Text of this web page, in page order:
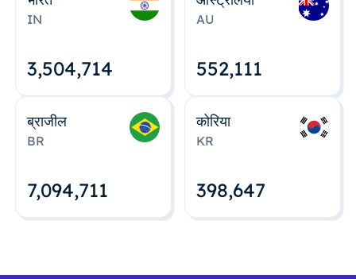
IN
3,504,715
AU
552,112
ब्राजील
BR
7,094,712
कोरिया
KR
398,648